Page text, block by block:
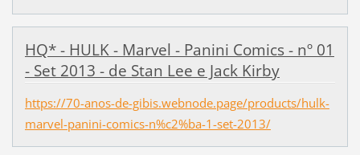
HQ* - HULK - Marvel - Panini Comics - nº 01
- Set 2013 - de Stan Lee e Jack Kirby
https://70-anos-de-gibis.webnode.page/products/hulk-
marvel-panini-comics-n%c2%ba-1-set-2013/